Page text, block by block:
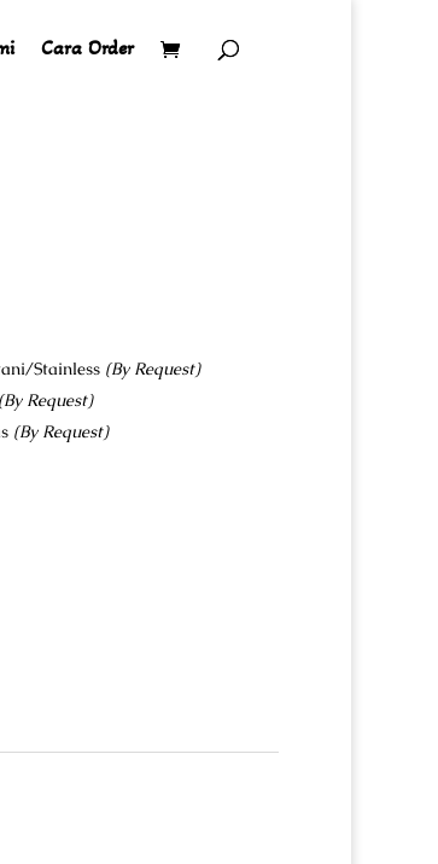
Cara Order
Stainless (By Request)
(By Request)
(By Request)